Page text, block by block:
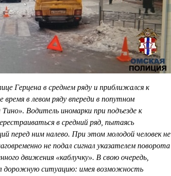
Герцена в среднем ряду и приближался к
в левом ряду впереди в попутном
Водитель иномарки при подъезде к
в средний ряд, пытаясь
перед ним налево. При этом молодой человек не
не подал сигнал указателем поворота
движения «каблучку». В свою очередь,
дорожную ситуацию: имея возможность